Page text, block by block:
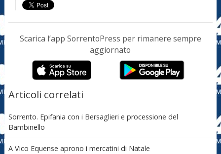
Scarica l’app SorrentoPress per rimanere sempre
aggiornato
Articoli correlati
Sorrento. Epifania con i Bersaglieri e processione del
Bambinello
A Vico Equense aprono i mercatini di Natale